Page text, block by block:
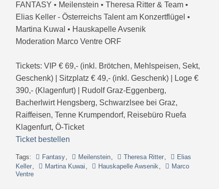
FANTASY • Meilenstein • Theresa Ritter & Team •
Elias Keller - Österreichs Talent am Konzertflügel •
Martina Kuwal • Hauskapelle Avsenik
Moderation Marco Ventre ORF
Tickets: VIP € 69,- (inkl. Brötchen, Mehlspeisen, Sekt,
Geschenk) | Sitzplatz € 49,- (inkl. Geschenk) | Loge €
390,- (Klagenfurt) | Rudolf Graz-Eggenberg,
Bacherlwirt Hengsberg, Schwarzlsee bei Graz,
Raiffeisen, Tenne Krumpendorf, Reisebüro Ruefa
Klagenfurt, Ö-Ticket
Ticket bestellen
Tags: Fantasy, Meilenstein, Theresa Ritter,
Elias
Keller, Martina Kuwai , Hauskapelle Awsenik,
Marco
Ventre